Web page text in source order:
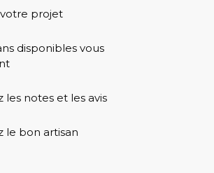
projet
disponibles vous
les notes et les avis
le bon artisan